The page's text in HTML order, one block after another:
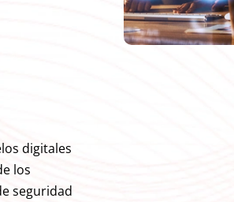
digitales
los
seguridad